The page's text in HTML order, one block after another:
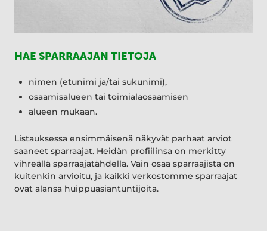
HAE SPARRAAJAN TIETOJA
nimen (etunimi ja/tai sukunimi),
osaamisalueen tai toimialaosaamisen
alueen mukaan.
Listauksessa ensimmäisenä näkyvät parhaat arviot
saaneet sparraajat. Heidän profiilinsa on merkitty
vihreällä sparraajatähdellä. Vain osaa sparraajista on
kuitenkin arvioitu, ja kaikki verkostomme sparraajat
ovat alansa huippuasiantuntijoita.